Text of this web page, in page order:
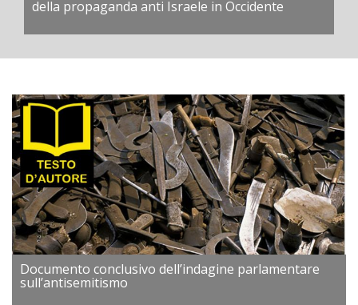
della propaganda anti Israele in Occidente
Documento conclusivo dell’indagine parlamentare
sull’antisemitismo